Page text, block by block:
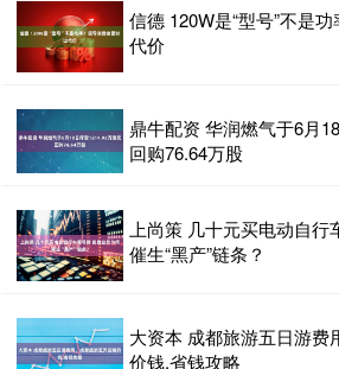
信德 120W是“型号”不是
代价
鼎牛配资 华润燃气于6月
回购76.64万股
上尚策 几十元买电动自行
催生“黑产”链条？
大资本 成都旅游五日游费
价钱,省钱攻略